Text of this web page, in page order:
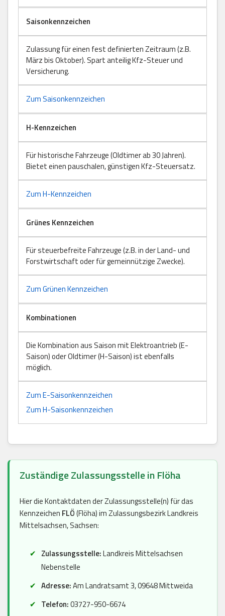
Saisonkennzeichen
Zulassung für einen fest definierten Zeitraum (z.B.
März bis Oktober). Spart anteilig Kfz-Steuer und
Versicherung.
Zum Saisonkennzeichen
H-Kennzeichen
Für historische Fahrzeuge (Oldtimer ab 30 Jahren).
Bietet einen pauschalen, günstigen Kfz-Steuersatz.
Zum H-Kennzeichen
Grünes Kennzeichen
Für steuerbefreite Fahrzeuge (z.B. in der Land- und
Forstwirtschaft oder für gemeinnützige Zwecke).
Zum Grünen Kennzeichen
Kombinationen
Die Kombination aus Saison mit Elektroantrieb (E-
Saison) oder Oldtimer (H-Saison) ist ebenfalls
möglich.
Zum E-Saisonkennzeichen
Zum H-Saisonkennzeichen
Zuständige Zulassungsstelle in Flöha
Hier die Kontaktdaten der Zulassungsstelle(n) für das
Kennzeichen FLÖ(Flöha) im Zulassungsbezirk Landkreis
Mittelsachsen, Sachsen:
Zulassungsstelle:Landkreis Mittelsachsen
Nebenstelle
Adresse:Am Landratsamt 3, 09648 Mittweida
Telefon:03727-950-6674